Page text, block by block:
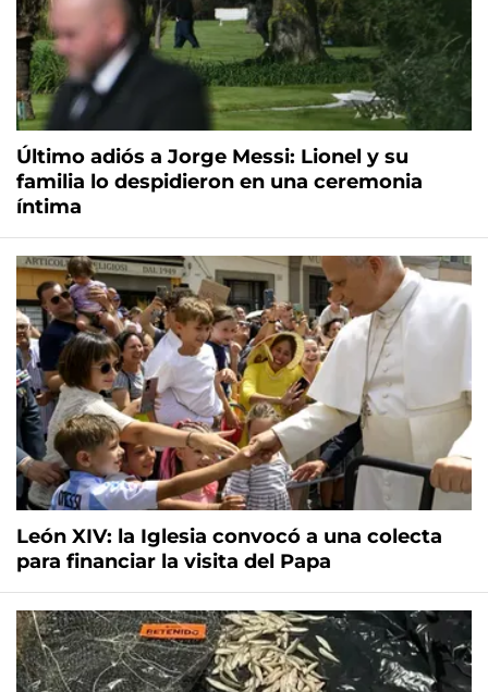
Último adiós a Jorge Messi: Lionel y su
familia lo despidieron en una ceremonia
íntima
León XIV: la Iglesia convocó a una colecta
para financiar la visita del Papa